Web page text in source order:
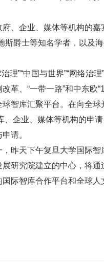
企业、媒体等机构的嘉
斯爵士等知名学者，以及
”“中国与世界”“网络治
革、“一带一路”和中东欧
库汇聚平台。在向全球
企业、媒体等机构的申
请。
天下午复旦大学国际智
研究院建立的中心，将
际智库合作平台和全球